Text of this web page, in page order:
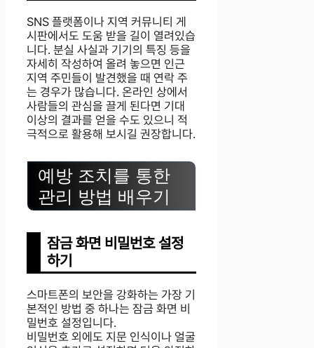
SNS 플랫폼이나 지역 커뮤니티 게
시판에서도 도움 받을 길이 열려있습
니다. 분실 사실과 기기의 특징 등을
자세히 작성하여 올려 놓으면 인근
지역 주민들이 발견했을 때 연락 주
는 경우가 많습니다. 온라인 상에서
사람들의 관심을 끌게 된다면 기대
이상의 결과를 얻을 수도 있으니 적
극적으로 활용해 보시길 권장합니다.
예방 조치를 통한
관리 방법 배우기
잠금 화면 비밀번호 설정
하기
스마트폰의 보안을 강화하는 가장 기
본적인 방법 중 하나는 잠금 화면 비
밀번호 설정입니다.
비밀번호 외에도 지문 인식이나 얼굴